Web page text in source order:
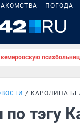
ПОГОДА
КАРОЛИНА
по тэгу